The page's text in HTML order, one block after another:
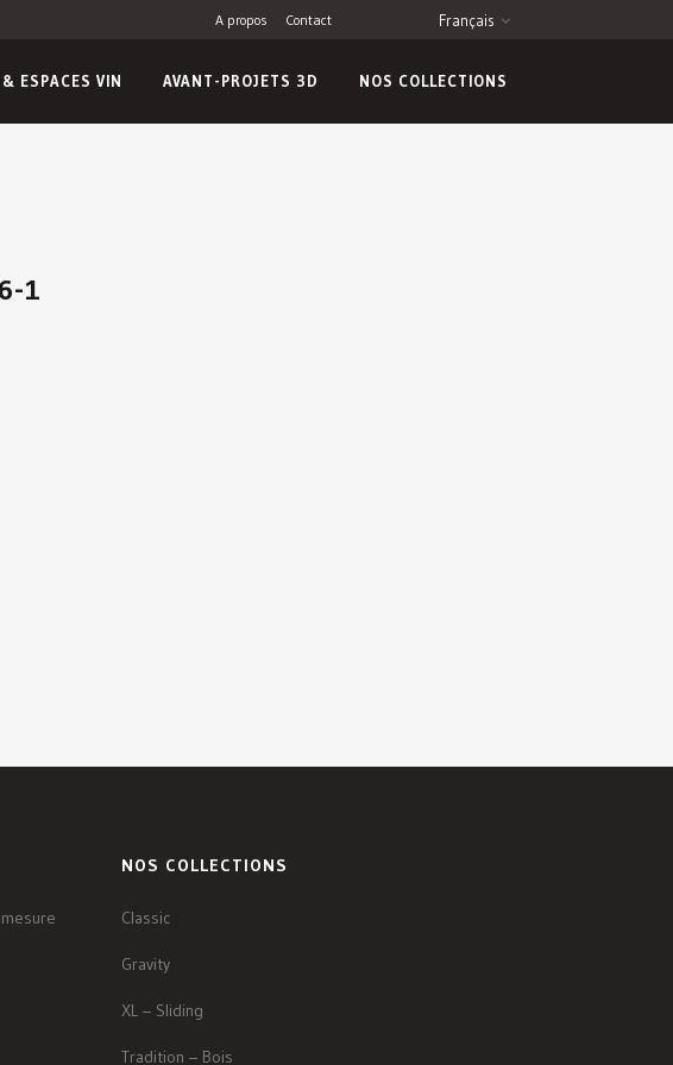
A propos Contact Français
& ESPACES VIN AVANT-PROJETS 3D NOS COLLECTIONS
1
NOS COLLECTIONS
Classic
Gravity
XL – Sliding
Tradition – Bois